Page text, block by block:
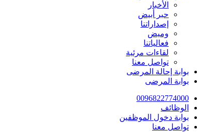
الأخبار
حبر أبيض
إصداراتنا
وميض
فعالياتنا
لقاءات مرئية
تواصل معنا
بوابة إحالة المرضى
بوابة المرضى
0096822774000
الوظائف
بوابة دخول الموظفين
تواصل معنا